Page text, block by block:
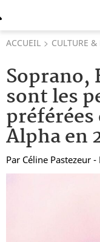
ACCUEIL CULTURE
Soprano,
sont les
Alpha en
Par Céline Pastezeur -